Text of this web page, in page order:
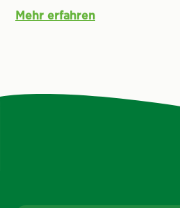
Wiener Wald“ von Ödön von
Mehr erfahren